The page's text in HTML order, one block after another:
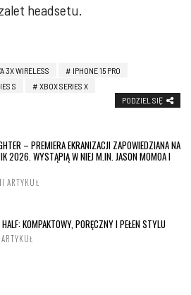
headsetu.
3X WIRELESS
IPHONE 15 PRO
S
XBOX SERIES X
PODZIEL SIĘ
– PREMIERA EKRANIZACJI ZAPOWIEDZIANA NA
2026. WYSTĄPIĄ W NIEJ M.IN. JASON MOMOA I
ARTYKUŁ
KOMPAKTOWY, PORĘCZNY I PEŁEN STYLU